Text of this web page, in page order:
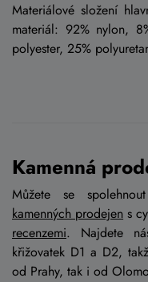
Materiálové složení
materiál: 92% nylon,
polyester, 25%
Kamenná
Můžete se
kamenných prodejen s
recenzemi. Najdete
křižovatek D1 a D2,
od Prahy, tak i od